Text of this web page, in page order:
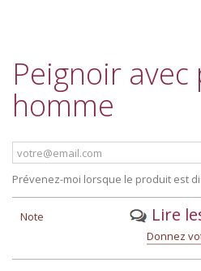
Peignoir avec
homme
Prévenez-moi lorsque le produit est
Note Lire
Donnez